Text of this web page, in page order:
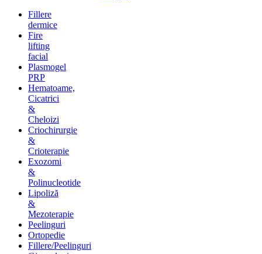
Fillere
dermice
Fire
lifting
facial
Plasmogel
PRP
Hematoame,
Cicatrici
&
Cheloizi
Criochirurgie
&
Crioterapie
Exozomi
&
Polinucleotide
Lipoliză
&
Mezoterapie
Peelinguri
Ortopedie
Fillere/Peelinguri